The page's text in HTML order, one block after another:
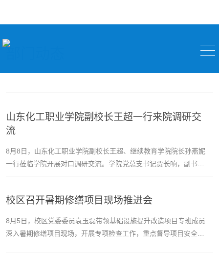
山东化工职业学院副校长王超一行来院调研交
流
8月8日，山东化工职业学院副校长王超、继续教育学院院长孙燕妮
一行莅临学院开展对口调研交流。学院党总支书记贾长响，副书记
兼副院长王佃春热情接待来访一行，并开展座谈交流。贾长响对王
蕴以及学院近年来在学历继续教育、非学历培训、内涵建设、服务
校区召开暑期修缮项目现场推进会
8月5日，校区党委委员袁玉磊带领基础设施提升改造项目专班成员
深入暑期修缮项目现场，开展专项检查工作，重点督导项目安全、